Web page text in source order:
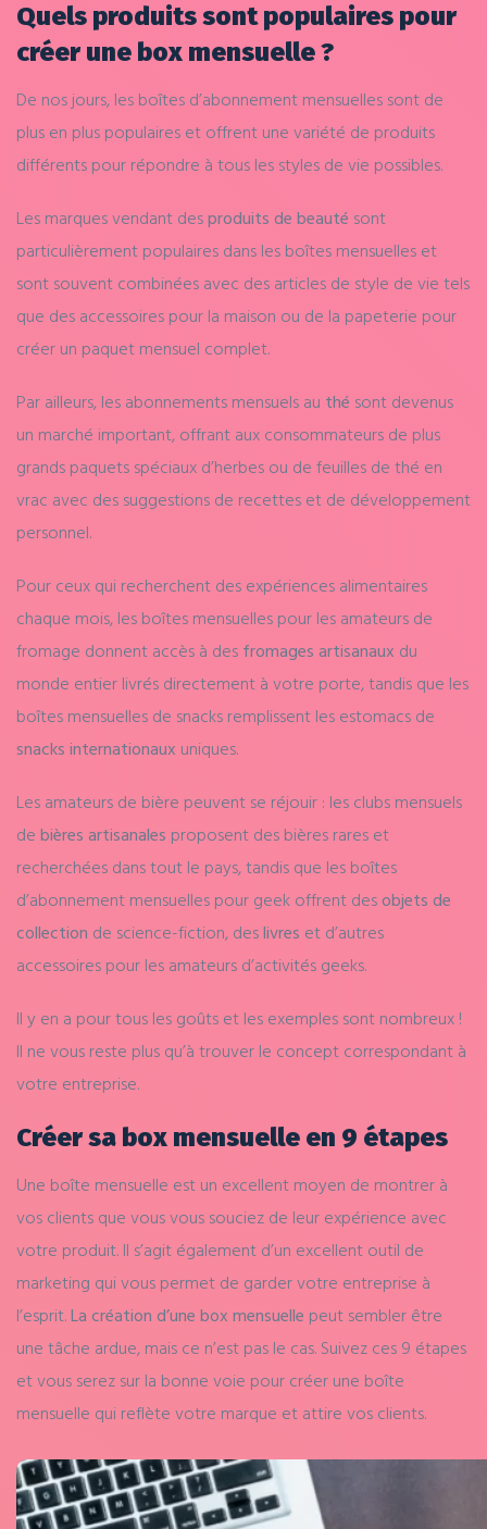
Quels produits sont populaires pour
créer une box mensuelle ?
De nos jours, les boîtes d’abonnement mensuelles sont de
plus en plus populaires et offrent une variété de produits
différents pour répondre à tous les styles de vie possibles.
Les marques vendant desproduits de beauté sont
particulièrement populaires dans les boîtes mensuelles et
sont souvent combinées avec des articles de style de vie tels
que des accessoires pour la maison ou de la papeterie pour
créer un paquet mensuel complet.
Par ailleurs, les abonnements mensuels au thé sont devenus
un marché important, offrant aux consommateurs de plus
grands paquets spéciaux d’herbes ou de feuilles de thé en
vrac avec des suggestions de recettes et de développement
personnel.
Pour ceux qui recherchent des expériences alimentaires
chaque mois, les boîtes mensuelles pour les amateurs de
fromage donnent accès à des fromages artisanaux du
monde entier livrés directement à votre porte, tandis que les
boîtes mensuelles de snacks remplissent les estomacs de
snacks internationaux uniques.
Les amateurs de bière peuvent se réjouir : les clubs mensuels
de bières artisanales proposent des bières rares et
recherchées dans tout le pays, tandis que les boîtes
d’abonnement mensuelles pour geek offrent desobjets de
collection de science-fiction, deslivres et d’autres
accessoires pour les amateurs d’activités geeks.
Il y en a pour tous les goûts et les exemples sont nombreux !
Il ne vous reste plus qu’à trouver le concept correspondant à
votre entreprise.
Créer sa box mensuelle en 9 étapes
Une boîte mensuelle est un excellent moyen de montrer à
vos clients que vous vous souciez de leur expérience avec
votre produit. Il s’agit également d’un excellent outil de
marketing qui vous permet de garder votre entreprise à
l’esprit.La création d’une box mensuelle peut sembler être
une tâche ardue, mais ce n’est pas le cas. Suivez ces 9 étapes
et vous serez sur la bonne voie pour créer une boîte
mensuelle qui reflète votre marque et attire vos clients.